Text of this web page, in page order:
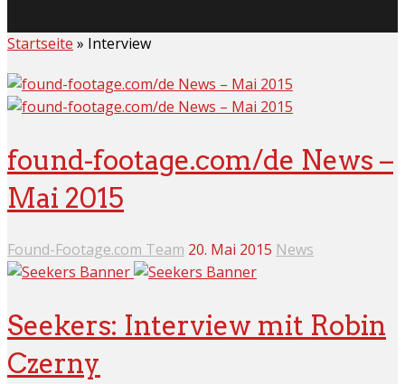
Startseite » Interview
found-footage.com/de News –
Mai 2015
Found-Footage.com Team 20. Mai 2015 News
Seekers: Interview mit Robin
Czerny